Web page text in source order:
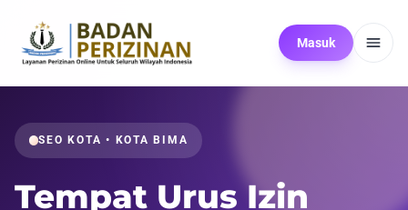
Masuk
SEO KOTA • KOTA BIMA
Tempat Urus Izin